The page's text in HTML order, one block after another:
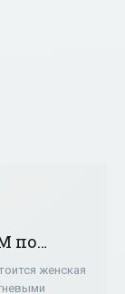
по
женская